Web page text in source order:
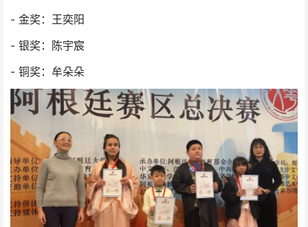
- 金奖：王奕阳
- 银奖：陈宇宸
- 铜奖：牟朵朵